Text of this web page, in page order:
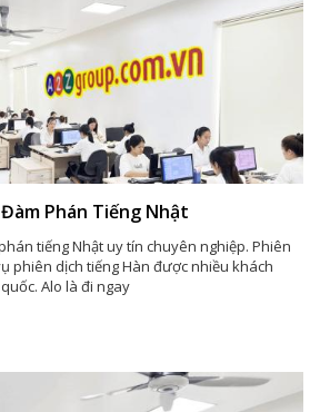
Phán Tiếng Nhật
tiếng Nhật uy tín chuyên nghiệp. Phiên
phiên dịch tiếng Hàn được nhiều khách
Alo là đi ngay